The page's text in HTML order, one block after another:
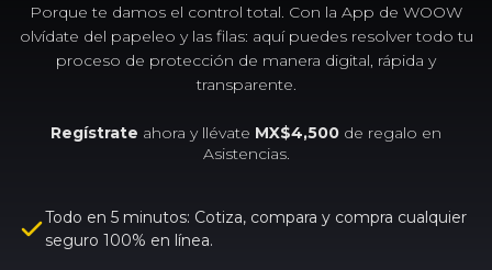
Porque te damos el control total. Con la App de WOOW
olvídate del papeleo y las filas: aquí puedes resolver todo tu
proceso de protección de manera digital, rápida y
transparente.
Regístrate ahora y llévate MX$4,500 de regalo en
Asistencias.
Todo en 5 minutos: Cotiza, compara y compra cualquier
seguro 100% en línea.